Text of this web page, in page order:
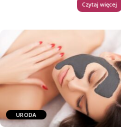
Czytaj więcej
URODA